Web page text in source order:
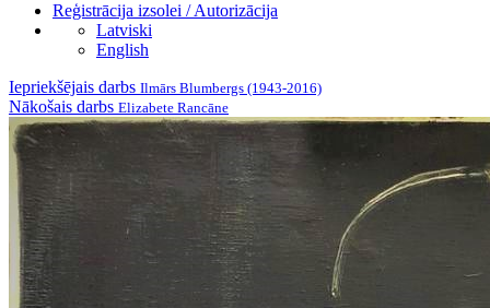
Reģistrācija izsolei / Autorizācija
Latviski
English
Iepriekšējais darbs Ilmārs Blumbergs (1943-2016)
Nākošais darbs Elizabete Rancāne